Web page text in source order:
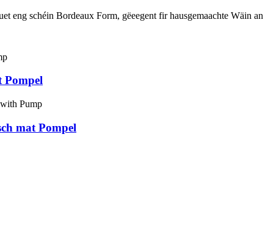
eng schéin Bordeaux Form, gëeegent fir hausgemaachte Wäin
Pompel
mat Pompel